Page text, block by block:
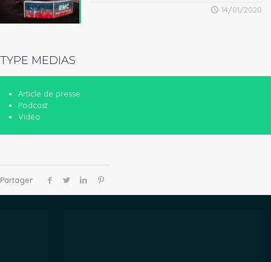
14/01/2020
TYPE MEDIAS
Article de presse
Podcast
Vidéo
Partager